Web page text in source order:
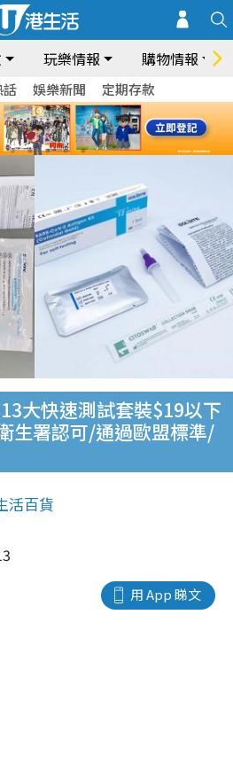
玩樂情報 購物情報
話 娛樂新聞 定期存款
13大快速測試套裝$19以下
生署認可/通過歐盟標準/
活百貨
用 App 睇文